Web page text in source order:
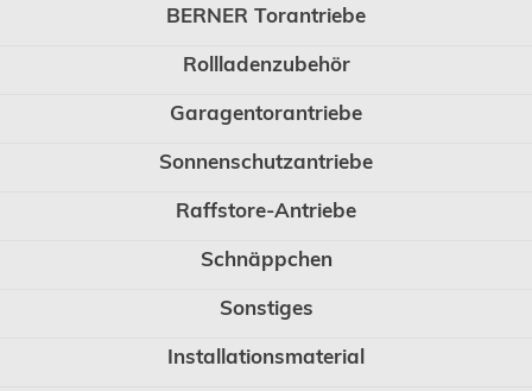
BERNER Torantriebe
Rollladenzubehör
Garagentorantriebe
Sonnenschutzantriebe
Raffstore-Antriebe
Schnäppchen
Sonstiges
Installationsmaterial